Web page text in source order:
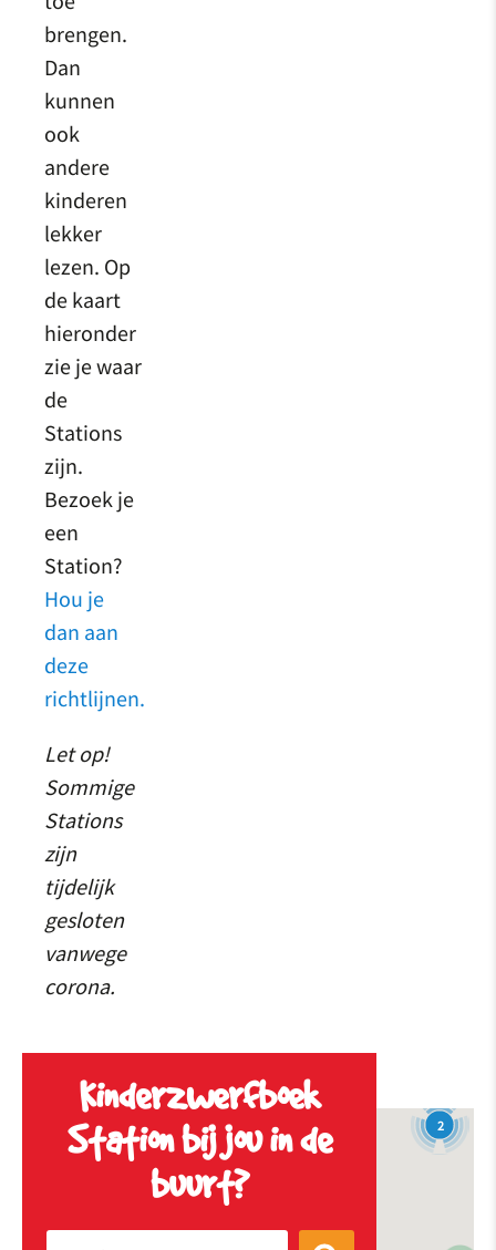
brengen.
Dan
kunnen
ook
andere
kinderen
lekker
lezen. Op
de kaart
hieronder
zie je waar
de
Stations
zijn.
Bezoek je
een
Station?
Hou je
dan aan
deze
richtlijnen.
Let op!
Sommige
Stations
zijn
tijdelijk
gesloten
vanwege
corona.
Kinderzwerfboek
Station bij jou in de
buurt?
2